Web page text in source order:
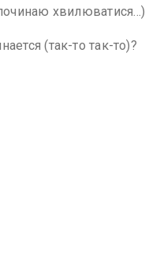
хвилюватися…)
(так-то так-то)?